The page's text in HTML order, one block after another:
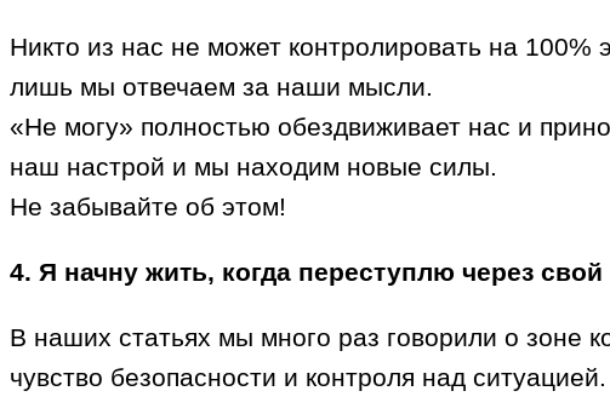
Никто из нас не может контролировать на 100%
лишь мы отвечаем за наши мысли.
«Не могу» полностью обездвиживает нас и
наш настрой и мы находим новые силы.
Не забывайте об этом!
4. Я начну жить, когда переступлю через свой
В наших статьях мы много раз говорили о зоне
чувство безопасности и контроля над ситуацией.